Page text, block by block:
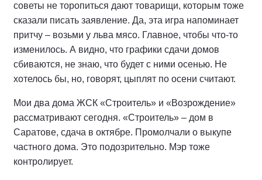
советы не торопиться дают товарищи, которым тоже
сказали писать заявление. Да, эта игра напоминает
притчу – возьми у льва мясо. Главное, чтобы что-то
изменилось. А видно, что графики сдачи домов
сбиваются, не знаю, что будет с ними осенью. Не
хотелось бы, но, говорят, цыплят по осени считают.
Мои два дома ЖСК «Строитель» и «Возрождение»
рассматривают сегодня. «Строитель» – дом в
Саратове, сдача в октябре. Промолчали о выкупе
частного дома. Это подозрительно. Мэр тоже
контролирует.